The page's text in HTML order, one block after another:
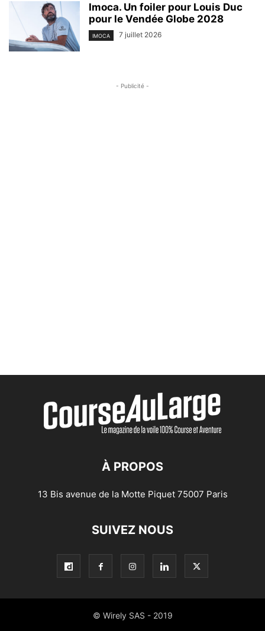
Imoca. Un foiler pour Louis Duc
pour le Vendée Globe 2028
IMOCA 7 juillet 2026
- Publicité -
À PROPOS
13 Bis avenue de la Motte Piquet 75007 Paris
SUIVEZ NOUS
© Wirely SAS - 2019